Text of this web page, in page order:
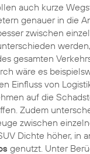
auch kurze
genauer in die
zwischen
gesamten
wäre es
Einfluss von
auf die
Zudem
zwischen
Dichte höher, in
genutzt. Unter